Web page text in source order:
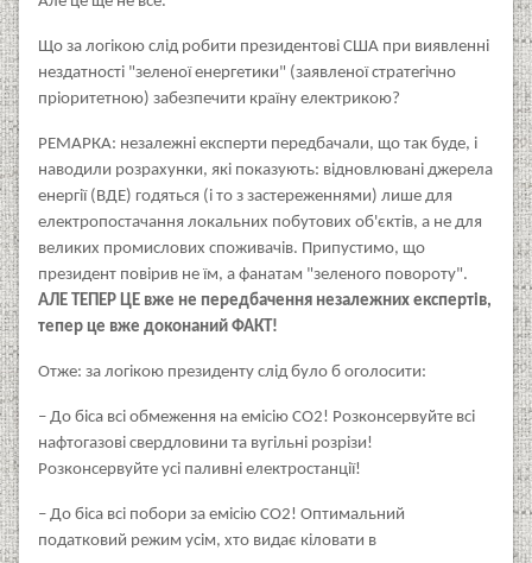
Що за логікою слід робити президентові США при виявленні
нездатності "зеленої енергетики" (заявленої стратегічно
пріоритетною) забезпечити країну електрикою?
РЕМАРКА: незалежні експерти передбачали, що так буде, і
наводили розрахунки, які показують: відновлювані джерела
енергії (ВДЕ) годяться (і то з застереженнями) лише для
електропостачання локальних побутових об'єктів, а не для
великих промислових споживачів. Припустимо, що
президент повірив не їм, а фанатам "зеленого повороту".
АЛЕ ТЕПЕР ЦЕ вже не передбачення незалежних експертів,
тепер це вже доконаний ФАКТ!
Отже: за логікою президенту слід було б оголосити:
– До біса всі обмеження на емісію CO2! Розконсервуйте всі
нафтогазові свердловини та вугільні розрізи!
Розконсервуйте усі паливні електростанції!
– До біса всі побори за емісію CO2! Оптимальний
податковий режим усім, хто видає кіловати в